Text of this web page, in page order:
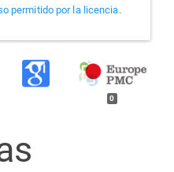
permitido por la licencia.
0